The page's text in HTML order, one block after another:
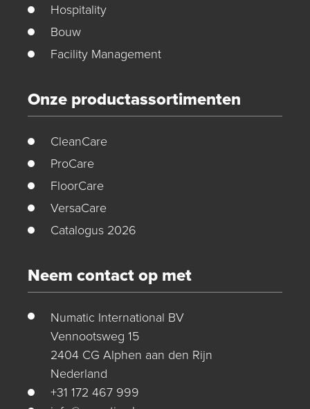
Hospitality
Bouw
Facility Management
Onze productassortimenten
CleanCare
ProCare
FloorCare
VersaCare
Catalogus 2026
Neem contact op met
Numatic International BV
Vennootsweg 15
2404 CG Alphen aan den Rijn
Nederland
+31 172 467 999